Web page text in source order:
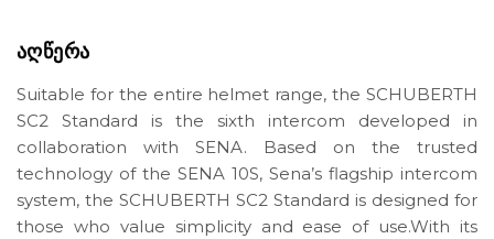
ᲐᲦᲬᲔᲠᲐ
Suitable for the entire helmet range, the SCHUBERTH
SC2 Standard is the sixth intercom developed in
collaboration with SENA. Based on the trusted
technology of the SENA 10S, Sena’s flagship intercom
system, the SCHUBERTH SC2 Standard is designed for
those who value simplicity and ease of use.With its